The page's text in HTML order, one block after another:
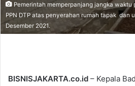
Pemerintah memperpanjang jangka
PPN DTP atas penyerahan rumah tapak dan
Desember 2021.
BISNISJAKARTA.co.id – Kepala